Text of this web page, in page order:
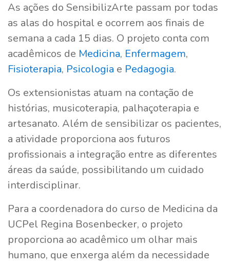
As ações do SensibilizArte passam por todas
as alas do hospital e ocorrem aos finais de
semana a cada 15 dias. O projeto conta com
acadêmicos de Medicina, Enfermagem,
Fisioterapia, Psicologia e Pedagogia.
Os extensionistas atuam na contação de
histórias, musicoterapia, palhaçoterapia e
artesanato. Além de sensibilizar os pacientes,
a atividade proporciona aos futuros
profissionais a integração entre as diferentes
áreas da saúde, possibilitando um cuidado
interdisciplinar.
Para a coordenadora do curso de Medicina da
UCPel Regina Bosenbecker, o projeto
proporciona ao acadêmico um olhar mais
humano, que enxerga além da necessidade